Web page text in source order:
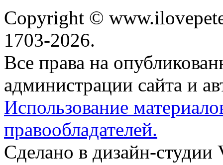
Copyright ©
1703-2026.
Все права на
администрации сайта и
Использование
правообладателей.
Сделано в дизайн-студии